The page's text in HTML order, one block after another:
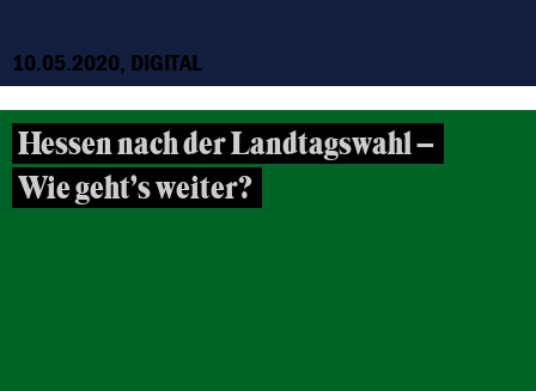
10.05.2020, DIGITAL
Hessen nach der Landtagswahl –
Wie geht’s weiter?